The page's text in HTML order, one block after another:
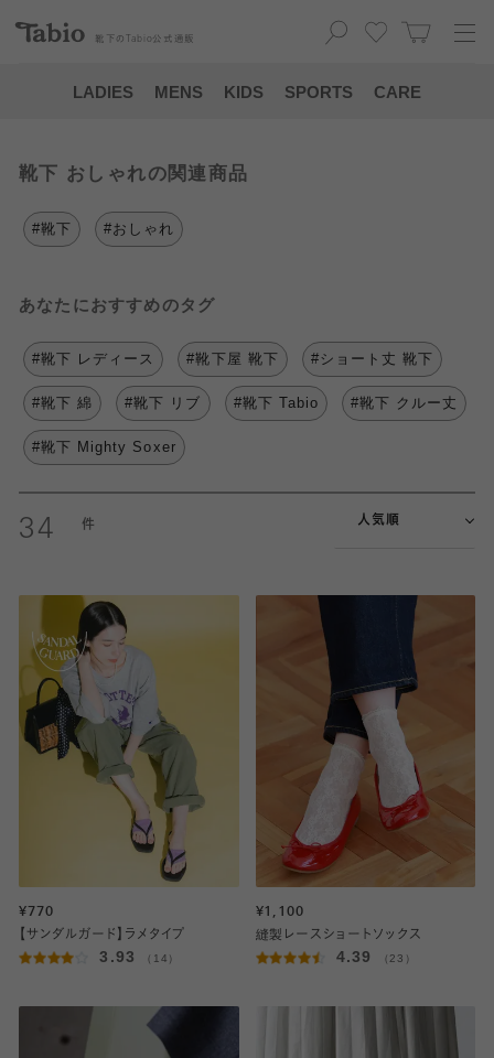
靴下の Tabio 公式通販
LADIES MENS KIDS SPORTS CARE
靴下 おしゃれの関連商品
#靴下 #おしゃれ
あなたにおすすめのタグ
#靴下 レディース #靴下屋 靴下 #ショート丈 靴下
#靴下 綿 #靴下 リブ #靴下 Tabio #靴下 クルー丈
#靴下 Mighty Soxer
34 人気順
¥770
【サンダルガード】ラメタイプ
3.93 （14）
¥1,100
縫製レースショートソックス
4.39 （23）